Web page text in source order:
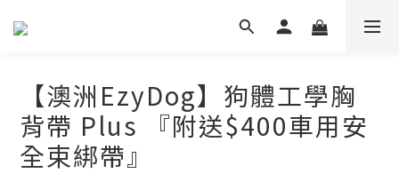
【澳洲EzyDog】狗體工學胸
背帶 Plus 『附送$400車用安
全束綁帶』